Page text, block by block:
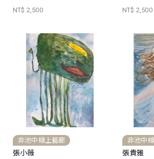
NT$ 2,500 NT$ 2,500
非池中線上藝廊
張小薇
非池中
張貴雅